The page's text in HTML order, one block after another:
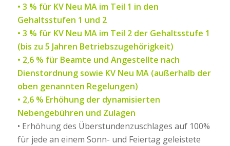
• 3 % für KV Neu MA im Teil 1 in den
Gehaltsstufen 1 und 2
• 3 % für KV Neu MA im Teil 2 der Gehaltsstufe 1
(bis zu 5 Jahren Betriebszugehörigkeit)
• 2,6 % für Beamte und Angestellte nach
Dienstordnung sowie KV Neu MA (außerhalb der
oben genannten Regelungen)
• 2,6 % Erhöhung der dynamisierten
Nebengebühren und Zulagen
• Erhöhung des Überstundenzuschlages auf 100%
für jede an einem Sonn- und Feiertag geleistete